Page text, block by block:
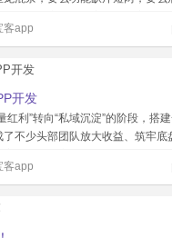
维度落...
客app
开发
利”转向“私域沉淀”的阶段，搭
不少头部团队放大收益、筑牢底
金比...
客app